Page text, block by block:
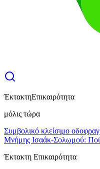
ΈκτακτηΕπικαιρότητα
μόλις τώρα
Συμβολικό κλείσιμο
Μνήμης Ισαάκ-Σολωμού:
Έκτακτη Επικαιρότητα